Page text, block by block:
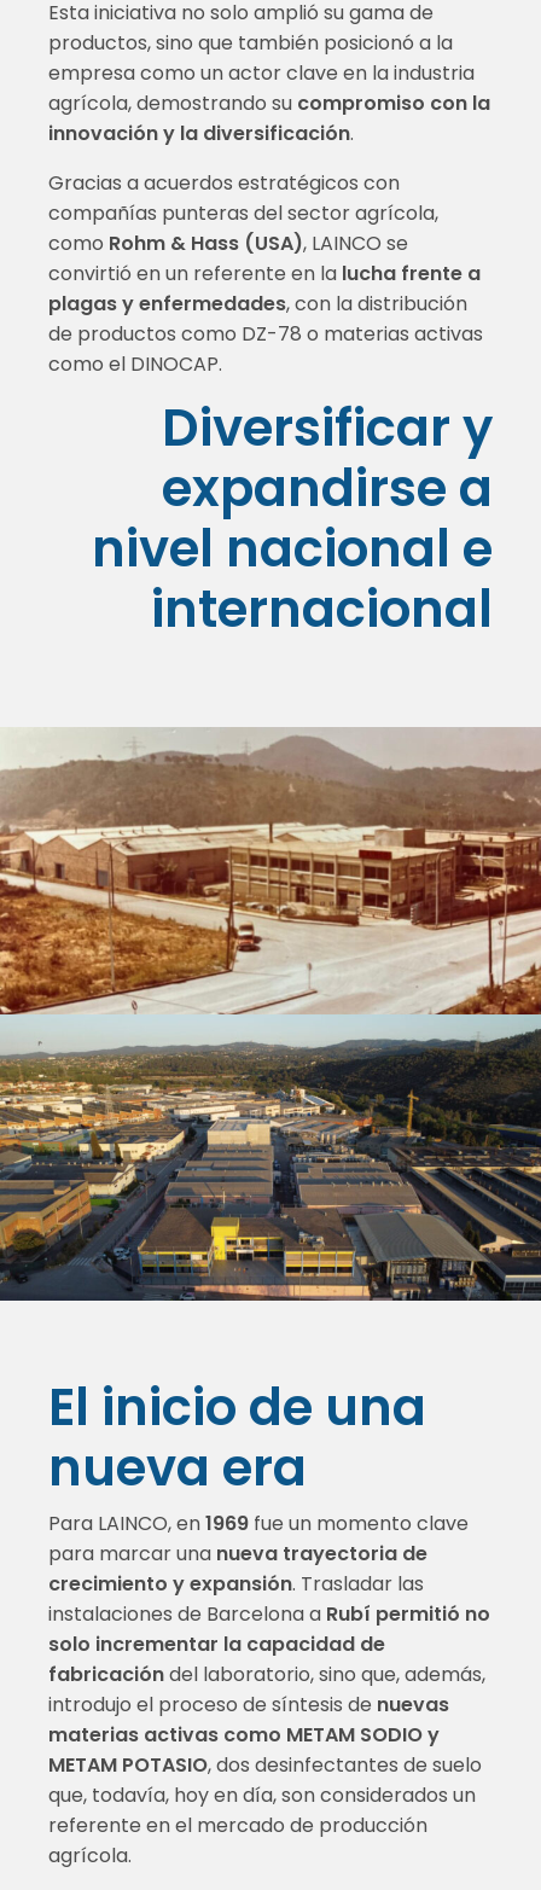
Esta iniciativa no solo amplió su gama de
productos, sino que también posicionó a la
empresa como un actor clave en la industria
agrícola, demostrando su compromiso con la
innovación y la diversificación.
Gracias a acuerdos estratégicos con
compañías punteras del sector agrícola,
como Rohm & Hass (USA), LAINCO se
convirtió en un referente en la lucha frente a
plagas y enfermedades, con la distribución
de productos como DZ-78 o materias activas
como el DINOCAP.
Diversificar y
expandirse a
nivel nacional e
internacional
El inicio de una
nueva era
Para LAINCO, en1969 fue un momento clave
para marcar una nueva trayectoria de
crecimiento y expansión. Trasladar las
instalaciones de Barcelona a Rubí permitió no
solo incrementar la capacidad de
fabricacióndel laboratorio, sino que, además,
introdujo el proceso de síntesis de nuevas
materias activas como METAM SODIO y
METAM POTASIO, dos desinfectantes de suelo
que, todavía, hoy en día, son considerados un
referente en el mercado de producción
agrícola.